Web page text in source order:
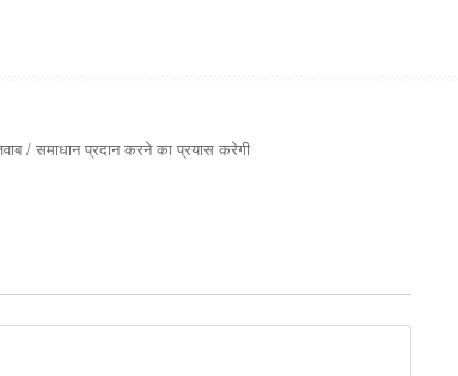
/ समाधान प्रदान करने का प्रयास करेगी